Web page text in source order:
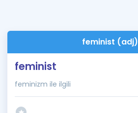
feminist (adj)
feminist
feminizm ile ilgili